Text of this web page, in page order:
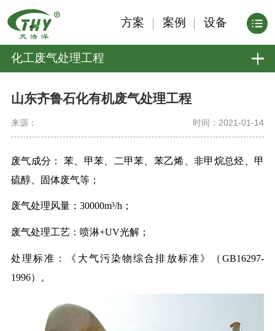
方案 案例 设备
化工废气处理工程
山东齐鲁石化有机废气处理工程
来源： 时间：2021-01-14
废气成分： 苯、甲苯、二甲苯、苯乙烯、非甲烷总烃、甲
硫醇、固体废气等；
废气处理风量：30000m³/h；
废气处理工艺：喷淋+UV光解；
处理标准：《大气污染物综合排放标准》（GB16297-
1996）。